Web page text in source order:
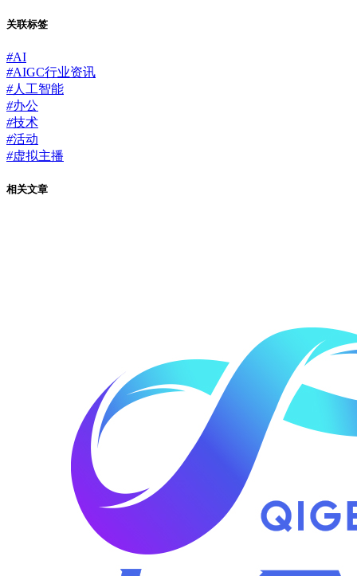
关联标签
#AI
#AIGC行业资讯
#人工智能
#办公
#技术
#活动
#虚拟主播
相关文章